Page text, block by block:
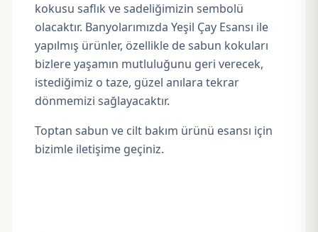
kokusu saflık ve sadeliğimizin sembolü
olacaktır. Banyolarımızda Yeşil Çay Esansı ile
yapılmış ürünler, özellikle de sabun kokuları
bizlere yaşamın mutluluğunu geri verecek,
istediğimiz o taze, güzel anılara tekrar
dönmemizi sağlayacaktır.
Toptan sabun ve cilt bakım ürünü esansı için
bizimle iletişime geçiniz.